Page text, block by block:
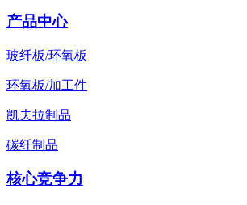
产品中心
玻纤板/环氧板
环氧板/加工件
凯夫拉制品
碳纤制品
核心竞争力